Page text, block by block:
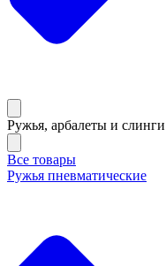
Ружья, арбалеты и слинги
Все товары
Ружья пневматические